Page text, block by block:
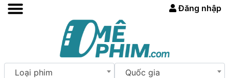
Đăng nhập
Loại phim Quốc gia